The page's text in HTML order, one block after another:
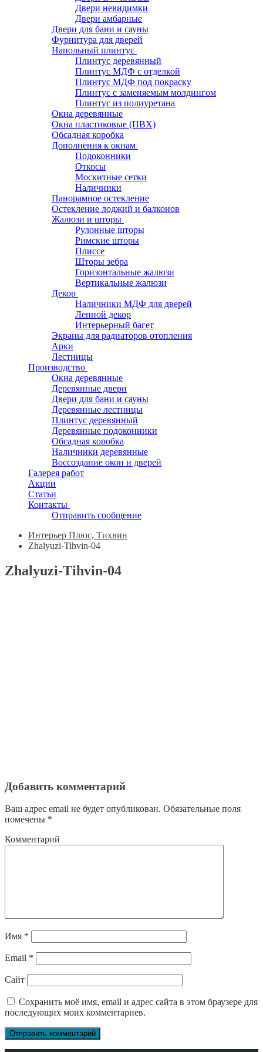
Двери невидимки
Двери амбарные
Двери для бани и сауны
Фурнитура для дверей
Напольный плинтус
Плинтус деревянный
Плинтус МДФ с отделкой
Плинтус МДФ под покраску
Плинтус с заменяемым молдингом
Плинтус из полиуретана
Окна деревянные
Окна пластиковые (ПВХ)
Обсадная коробка
Дополнения к окнам
Подоконники
Откосы
Москитные сетки
Наличники
Панорамное остекление
Остекление лоджий и балконов
Жалюзи и шторы
Рулонные шторы
Римские шторы
Плиссе
Шторы зебра
Горизонтальные жалюзи
Вертикальные жалюзи
Декор
Наличники МДФ для дверей
Лепной декор
Интерьерный багет
Экраны для радиаторов отопления
Арки
Лестницы
Производство
Окна деревянные
Деревянные двери
Двери для бани и сауны
Деревянные лестницы
Плинтус деревянный
Деревянные подоконники
Обсадная коробка
Наличники деревянные
Воссоздание окон и дверей
Галерея работ
Акции
Статьи
Контакты
Отправить сообщение
Интерьер Плюс, Тихвин
Zhalyuzi-Tihvin-04
Zhalyuzi-Tihvin-04
Добавить комментарий
Ваш адрес email не будет опубликован. Обязательные поля
помечены *
Комментарий
Имя *
Email *
Сайт
Сохранить моё имя, email и адрес сайта в этом браузере для
последующих моих комментариев.